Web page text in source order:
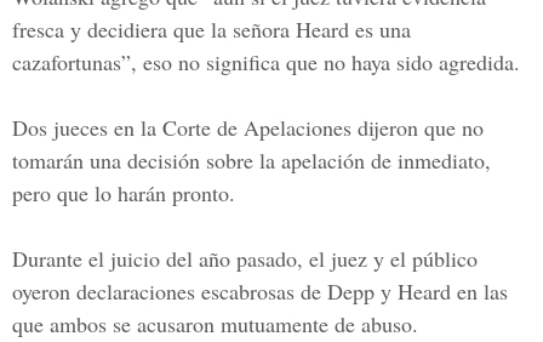
fresca y decidiera que la señora Heard es una
cazafortunas”, eso no significa que no haya sido agredida.
Dos jueces en la Corte de Apelaciones dijeron que no
tomarán una decisión sobre la apelación de inmediato,
pero que lo harán pronto.
Durante el juicio del año pasado, el juez y el público
oyeron declaraciones escabrosas de Depp y Heard en las
que ambos se acusaron mutuamente de abuso.